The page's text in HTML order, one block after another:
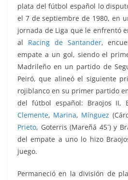
plata del fútbol español lo
el 7 de septiembre de 1980, en
jornada de Liga que le enfrentó
al Racing de Santander,
empate a un gol, siendo el
Madrileño en un partido de
Peiró, que alineó el siguiente
rojiblanco en su primer partido
del fútbol español: Braojos II,
Clemente, Marina, Mínguez
Prieto, Goterris (Mareñá 45´) y
del empate a uno lo hizo
juego.
Permaneció en la división de